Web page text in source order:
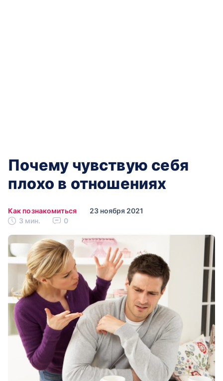
Почему чувствую себя
плохо в отношениях
Как познакомиться
23 ноября 2021
3 мин.
0